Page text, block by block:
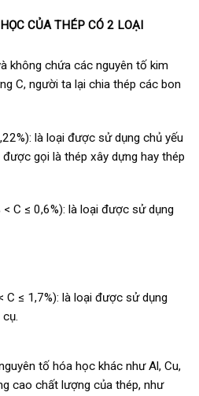
CỦA THÉP CÓ 2 LOẠI
không chứa các nguyên tố kim
C, người ta lại chia thép các bon
là loại được sử dụng chủ yếu
gọi là thép xây dựng hay thép
C ≤ 0,6%): là loại được sử dụng
C ≤ 1,7%): là loại được sử dụng
tố hóa học khác như Al, Cu,
cao chất lượng của thép, như